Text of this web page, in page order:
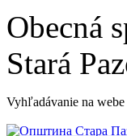
Obecná
Stará
Vyhľadávanie na webe